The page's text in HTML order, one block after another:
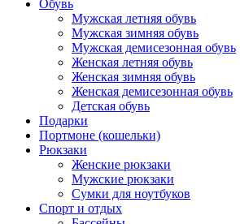
Обувь
Мужская летняя обувь
Мужская зимняя обувь
Мужская демисезонная обувь
Женская летняя обувь
Женская зимняя обувь
Женская демисезонная обувь
Детская обувь
Подарки
Портмоне (кошельки)
Рюкзаки
Женские рюкзаки
Мужские рюкзаки
Сумки для ноутбуков
Спорт и отдых